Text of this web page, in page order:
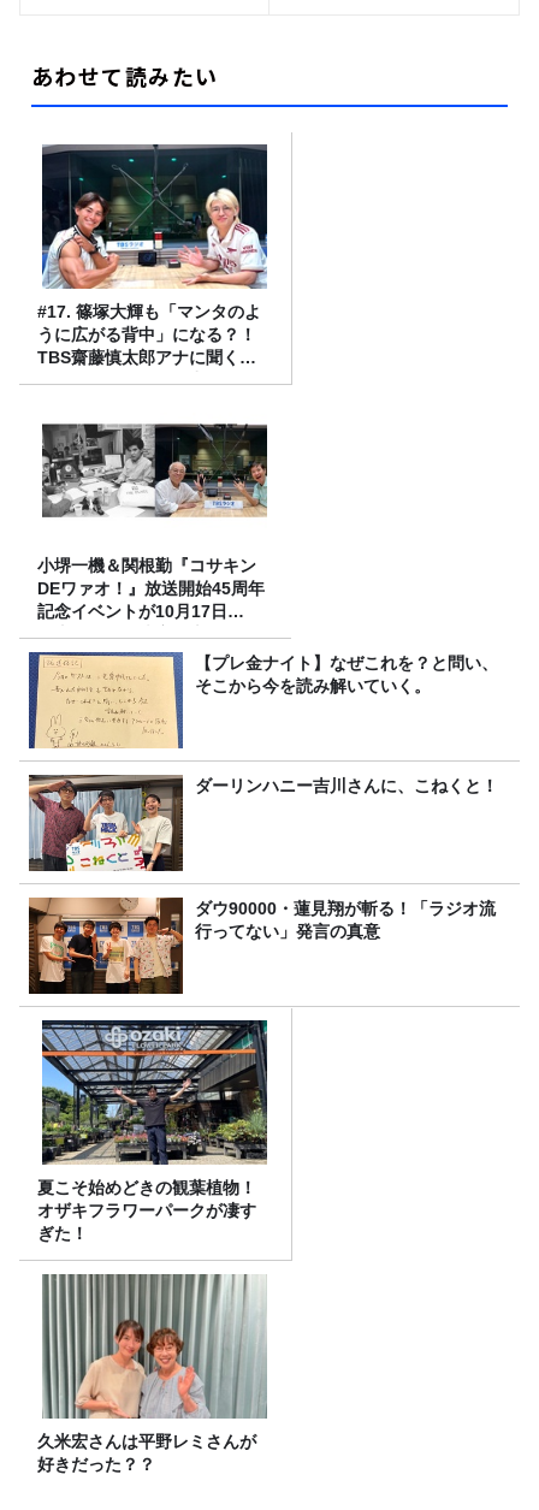
あわせて読みたい
#17. 篠塚大輝も「マンタのよ
うに広がる背中」になる？！
TBS齋藤慎太郎アナに聞くメ
ンズフィジークの魅力！！
小堺一機＆関根勤『コサキン
DEワァオ！』放送開始45周年
記念イベントが10月17日
（土）に開催決定！本日より
FC先行受付スタート！【プレ金ナイト】なぜこれを？と問い、
そこから今を読み解いていく。
ダーリンハニー吉川さんに、こねくと！
ダウ90000・蓮見翔が斬る！「ラジオ流
行ってない」発言の真意
夏こそ始めどきの観葉植物！
オザキフラワーパークが凄す
ぎた！
久米宏さんは平野レミさんが
好きだった？？